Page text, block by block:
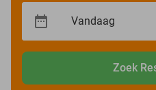
Zoek